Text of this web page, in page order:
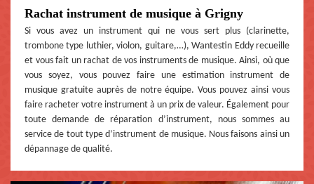
Rachat instrument de musique à Grigny
Si vous avez un instrument qui ne vous sert plus (clarinette,
trombone type luthier, violon, guitare,…), Wantestin Eddy recueille
et vous fait un rachat de vos instruments de musique. Ainsi, où que
vous soyez, vous pouvez faire une estimation instrument de
musique gratuite auprès de notre équipe. Vous pouvez ainsi vous
faire racheter votre instrument à un prix de valeur. Également pour
toute demande de réparation d’instrument, nous sommes au
service de tout type d’instrument de musique. Nous faisons ainsi un
dépannage de qualité.